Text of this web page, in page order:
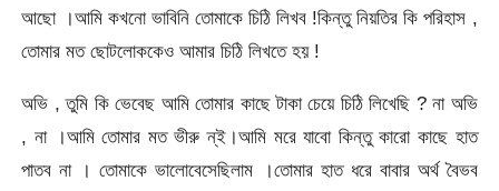
আছো ।আমি কখনো ভাবিনি তোমাকে চিঠি লিখব !কিন্তু নিয়তির কি পরিহাস ,
তোমার মত ছোটলোককেও আমার চিঠি লিখতে হয় !
অভি , তুমি কি ভেবেছ আমি তোমার কাছে টাকা চেয়ে চিঠি লিখেছি ? না অভি
, না ।আমি তোমার মত ভীরু ন্ই।আমি মরে যাবো কিন্তু কারো কাছে হাত
পাতব না । তোমাকে ভালোবেসেছিলাম ।তোমার হাত ধরে বাবার অর্থ বৈভব